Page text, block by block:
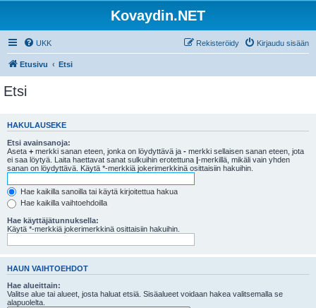
Kovaydin.NET
UKK Kirjaudu sisään
Rekisteröidy
Etusivu Etsi
Etsi
HAKULAUSEKE
Etsi avainsanoja:
Aseta + merkki sanan eteen, jonka on löydyttävä ja - merkki sellaisen sanan eteen, jota
ei saa löytyä. Laita haettavat sanat sulkuihin erotettuna |-merkillä, mikäli vain yhden
sanan on löydyttävä. Käytä *-merkkiä jokerimerkkinä osittaisiin hakuihin.
Hae kaikilla sanoilla tai käytä kirjoitettua hakua
Hae kaikilla vaihtoehdoilla
Hae käyttäjätunnuksella:
Käytä *-merkkiä jokerimerkkinä osittaisiin hakuihin.
HAUN VAIHTOEHDOT
Hae alueittain:
Valitse alue tai alueet, josta haluat etsiä. Sisäalueet voidaan hakea valitsemalla se
alapuolelta.